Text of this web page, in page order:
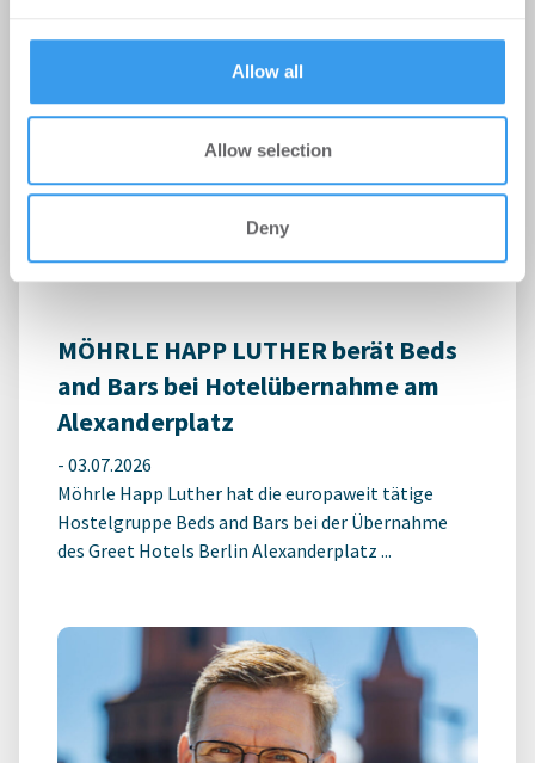
Allow all
Allow selection
Deny
Schulcampus Eberswalde-Finow
Login für den ganzen Artikel Wenn noch nicht
registriert, erstellen Sie sich jetzt Ihren
kostenlosen Account, um auf die neusten ...
MÖHRLE HAPP LUTHER berät Beds
and Bars bei Hotelübernahme am
Alexanderplatz
- 03.07.2026
Möhrle Happ Luther hat die europaweit tätige
Hostelgruppe Beds and Bars bei der Übernahme
des Greet Hotels Berlin Alexanderplatz ...